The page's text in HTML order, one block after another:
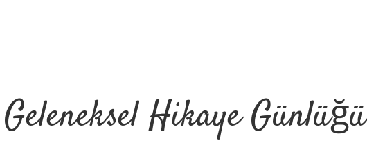
Geleneksel Hikaye Günlüğü